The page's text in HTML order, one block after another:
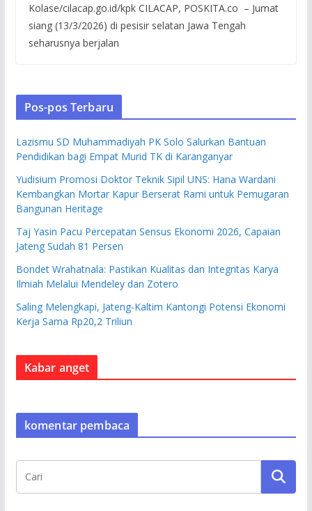
Kolase/cilacap.go.id/kpk CILACAP, POSKITA.co – Jumat
siang (13/3/2026) di pesisir selatan Jawa Tengah
seharusnya berjalan
Pos-pos Terbaru
Lazismu SD Muhammadiyah PK Solo Salurkan Bantuan
Pendidikan bagi Empat Murid TK di Karanganyar
Yudisium Promosi Doktor Teknik Sipil UNS: Hana Wardani
Kembangkan Mortar Kapur Berserat Rami untuk Pemugaran
Bangunan Heritage
Taj Yasin Pacu Percepatan Sensus Ekonomi 2026, Capaian
Jateng Sudah 81 Persen
Bondet Wrahatnala: Pastikan Kualitas dan Integritas Karya
Ilmiah Melalui Mendeley dan Zotero
Saling Melengkapi, Jateng-Kaltim Kantongi Potensi Ekonomi
Kerja Sama Rp20,2 Triliun
Kabar anget
komentar pembaca